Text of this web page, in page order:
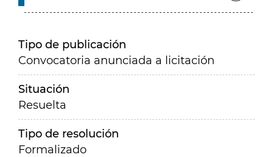
Tipo de publicación
Convocatoria anunciada a licitación
Situación
Resuelta
Tipo de resolución
Formalizado